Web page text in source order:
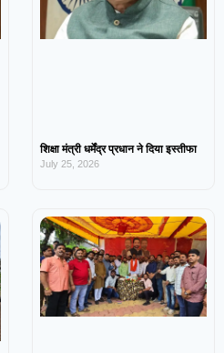
शिक्षा मंत्री धर्मेंद्र प्रधान ने दिया इस्तीफा
July 25, 2026